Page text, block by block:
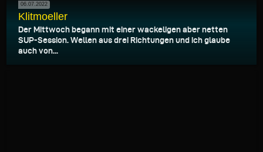
06.07.2022
Klitmoeller
Der Mittwoch begann mit einer wackeligen aber netten
SUP-Session. Wellen aus drei Richtungen und ich glaube
auch von...